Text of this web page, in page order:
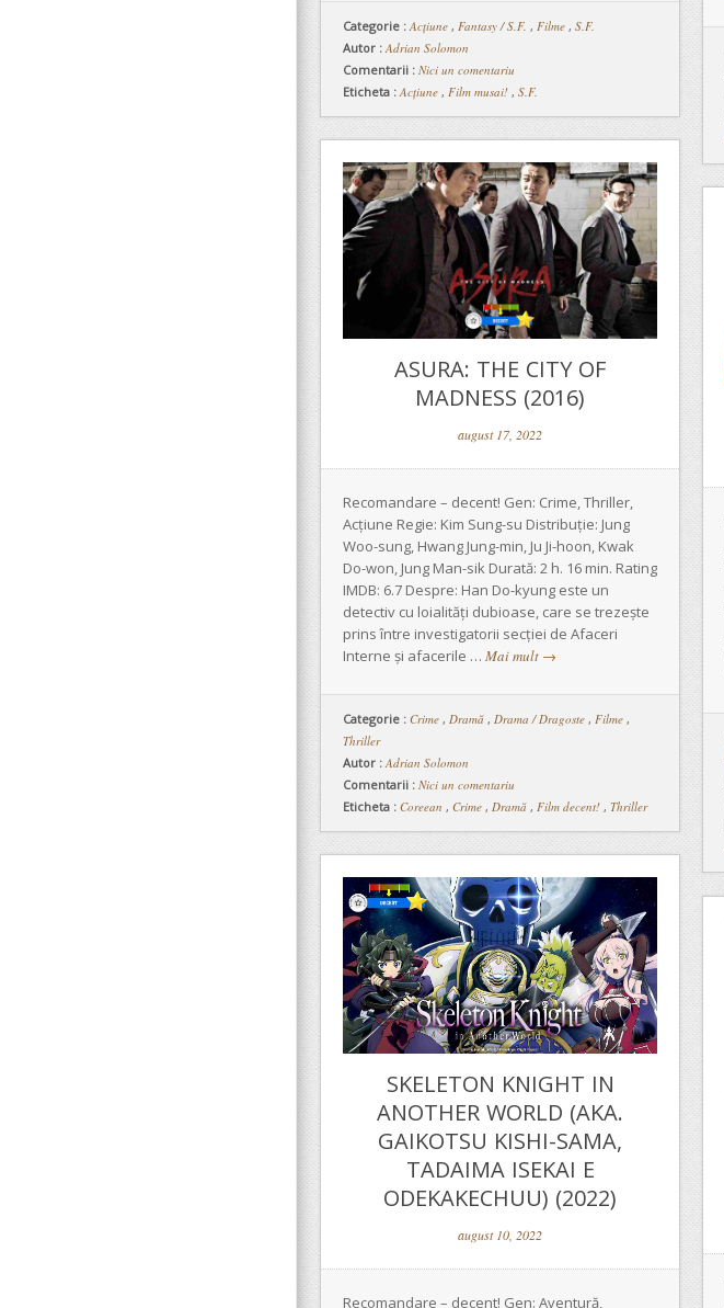
Categorie : Acţiune , Fantasy / S.F. , Filme , S.F.
Autor : Adrian Solomon
Comentarii : Nici un comentariu
Eticheta : Acțiune , Film musai! , S.F.
ASURA: THE CITY OF
MADNESS (2016)
august 17, 2022
Recomandare – decent! Gen: Crime, Thriller,
Acțiune Regie: Kim Sung-su Distribuție: Jung
Woo-sung, Hwang Jung-min, Ju Ji-hoon, Kwak
Do-won, Jung Man-sik Durată: 2 h. 16 min. Rating
IMDB: 6.7 Despre: Han Do-kyung este un
detectiv cu loialități dubioase, care se trezește
prins între investigatorii secției de Afaceri
Interne și afacerile … Mai mult →
Categorie : Crime , Dramă , Drama / Dragoste , Filme ,
Thriller
Autor : Adrian Solomon
Comentarii : Nici un comentariu
Eticheta : Coreean , Crime , Dramă , Film decent! , Thriller
SKELETON KNIGHT IN
ANOTHER WORLD (AKA.
GAIKOTSU KISHI-SAMA,
TADAIMA ISEKAI E
ODEKAKECHUU) (2022)
august 10, 2022
Recomandare – decent! Gen: Aventură,